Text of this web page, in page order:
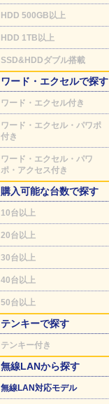
HDD 500GB以上
HDD 1TB以上
SSD&HDDダブル搭載
ワード・エクセルで探す
ワード・エクセル付き
ワード・エクセル・パワポ
付き
ワード・エクセル・パワ
ポ・アクセス付き
購入可能な台数で探す
10台以上
20台以上
30台以上
40台以上
50台以上
テンキーで探す
テンキー付き
無線LANから探す
無線LAN対応モデル